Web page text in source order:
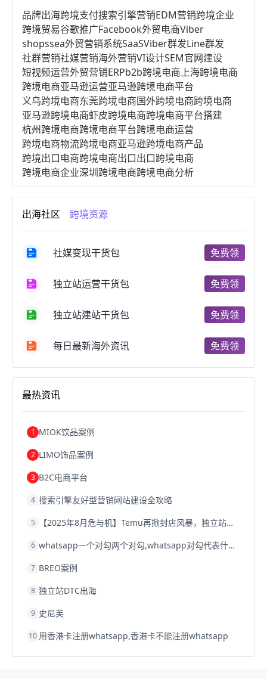
品牌出海跨境支付搜索引擎营销EDM营销跨境企业
跨境贸易谷歌推广Facebook外贸电商Viber
shopssea外贸营销系统SaaSViber群发Line群发
社群营销社媒营销海外营销VI设计SEM官网建设
短视频运营外贸营销ERPb2b跨境电商上海跨境电商
跨境电商亚马逊运营亚马逊跨境电商平台
义乌跨境电商东莞跨境电商国外跨境电商跨境电商
亚马逊跨境电商虾皮跨境电商跨境电商平台搭建
杭州跨境电商跨境电商平台跨境电商运营
跨境电商物流跨境电商亚马逊跨境电商产品
跨境出口电商跨境电商出口出口跨境电商
跨境电商企业深圳跨境电商跨境电商分析
进口跨境电商跨境电商服务广州跨境电商
跨境电商市场跨境电商创业跨境电商注册
跨境电商开店跨境电商营销
跨境电商商品个人跨境电商跨境电商案例
郑州跨境电商跨境电商趋势
跨境电商费用美国跨境电商
天津跨境电商东南亚跨境电商
跨境电商b2b阿里巴巴跨境电商
跨境电商关税
跨境电商建站
浙江跨境电商宁波跨境电商跨境电商的模式
跨境电商优势跨境电商的优势
出海社区 跨境资源
社媒变现干货包 免费领
独立站运营干货包 免费领
独立站建站干货包 免费领
每日最新海外资讯 免费领
最热资讯
1 MIOK饮品案例
2 LIMO饰品案例
3 B2C电商平台
4 搜索引擎友好型营销网站建设全攻略
5 【2025年8月危与机】Temu再掀封店风暴，独立站才是跨境卖家的避险通道
6 whatsapp一个对勾两个对勾,whatsapp对勾代表什么意思
7 BREO案例
8 独立站DTC出海
9 史尼芙
10 用香港卡注册whatsapp,香港卡不能注册whatsapp